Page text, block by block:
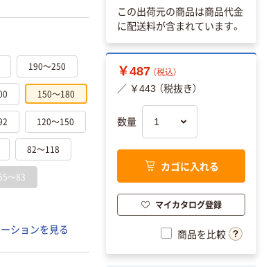
190～250
150～180
120～150
82～118
～83
ションを見る
この出荷元の商品は商品代金
に配送料が含まれています。
￥487 （税込）
／ ￥443 （税抜き）
数量
カゴに入れる
マイカタログ登録
商品を比較